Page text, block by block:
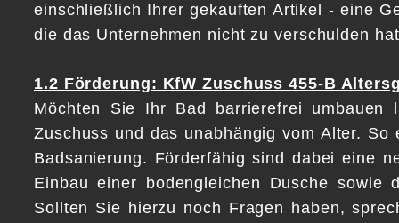
einschließlich Ihrer gekauften Artikel - eine
die das Unternehmen nicht zu verschulden
1.2 Förderung: KfW Zuschuss 455-B
Möchten Sie Ihr Bad barrierefrei
Zuschuss und das unabhängig vom Alter.
Badsanierung. Förderfähig sind dabei eine
Einbau einer bodengleichen Dusche sowie
Sollten Sie hierzu noch Fragen haben,